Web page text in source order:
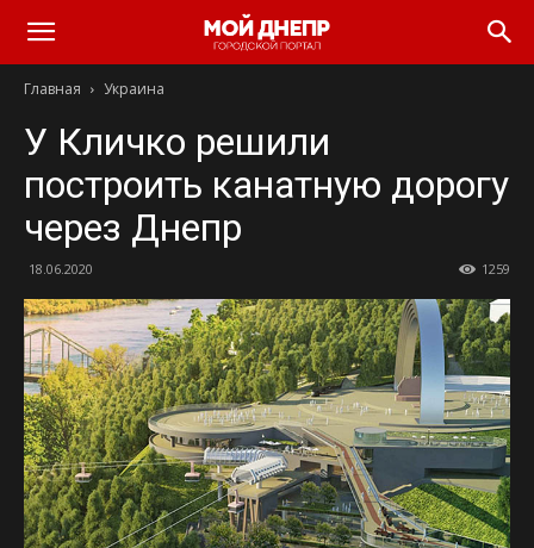
Главная Украина
У Кличко решили
построить канатную дорогу
через Днепр
18.06.2020 1259